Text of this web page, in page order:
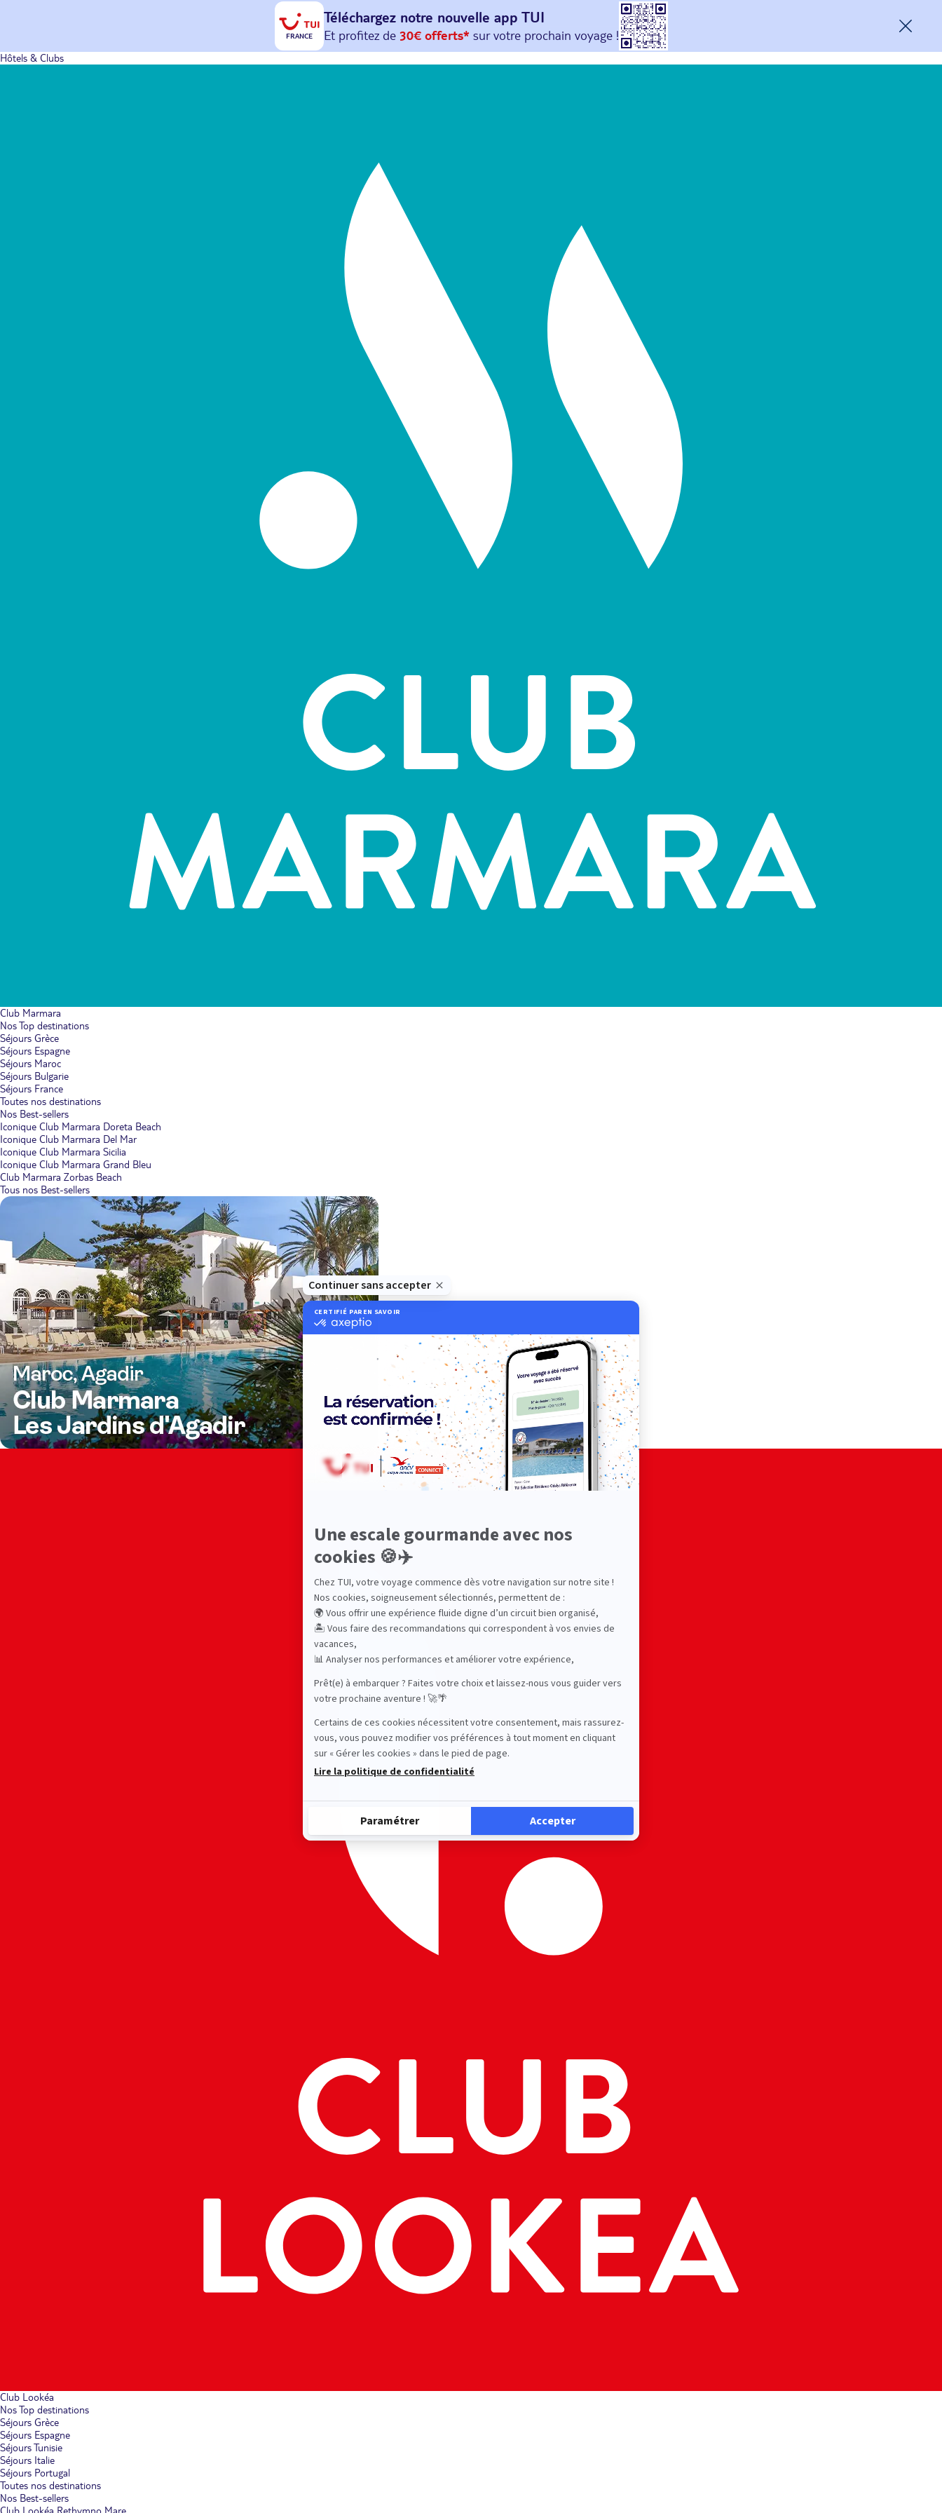
FRANCE
Téléchargez notre nouvelle app TUI
Et profitez de 30€ offerts*sur votreprochain
avec le code : HAPPYAPP
Hôtels & Clubs
Club Marmara
Nos Top destinations
Séjours Grèce
Séjours Espagne
Séjours Maroc
Séjours Bulgarie
Séjours France
Toutes nos destinations
Nos Best-sellers
Iconique Club Marmara Doreta Beach
Iconique Club Marmara Del Mar
Iconique Club Marmara Sicilia
Iconique Club Marmara Grand Bleu
Club Marmara Zorbas Beach
Tous nos Best-sellers
Club Lookéa
Nos Top destinations
Séjours Grèce
Séjours Espagne
Séjours Tunisie
Séjours Italie
Séjours Portugal
Toutes nos destinations
Nos Best-sellers